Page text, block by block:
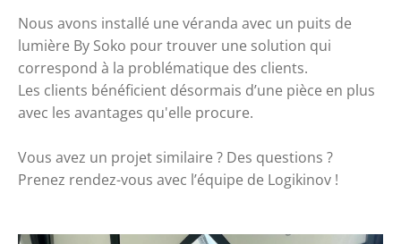
Nous avons installé une véranda avec un puits de
lumière By Soko pour trouver une solution qui
correspond à la problématique des clients.
Les clients bénéficient désormais d’une pièce en plus
avec les avantages qu'elle procure.
Vous avez un projet similaire ? Des questions ?
Prenez rendez-vous avec l’équipe de Logikinov !